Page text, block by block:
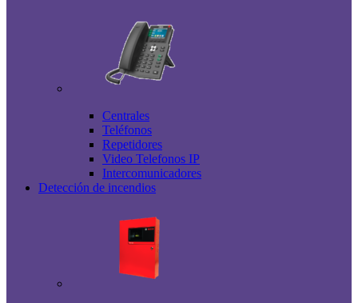
Centrales
Teléfonos
Repetidores
Video Telefonos IP
Intercomunicadores
Detección de incendios